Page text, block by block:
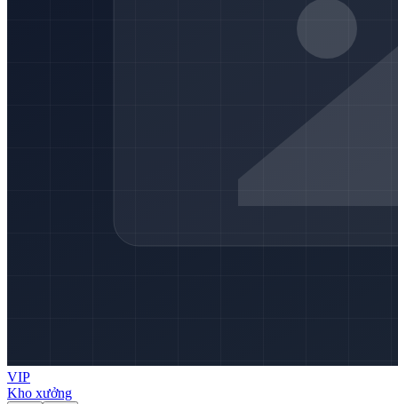
VIP
Kho xưởng